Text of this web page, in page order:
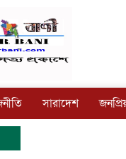
সারাদেশ